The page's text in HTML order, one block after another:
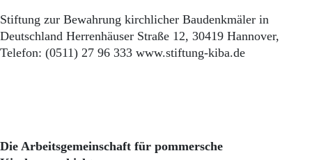
Stiftung zur Bewahrung kirchlicher Baudenkmäler in
Deutschland Herrenhäuser Straße 12, 30419 Hannover,
Telefon: (0511) 27 96 333 www.stiftung-kiba.de
Die Arbeitsgemeinschaft für pommersche